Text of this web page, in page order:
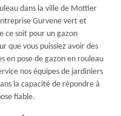
dans la ville de Mottier
Gurvene vert et
ce soit pour un gazon
que vous puissiez avoir des
en pose de gazon en rouleau
nos équipes de jardiniers
la capacité de répondre à
fiable.